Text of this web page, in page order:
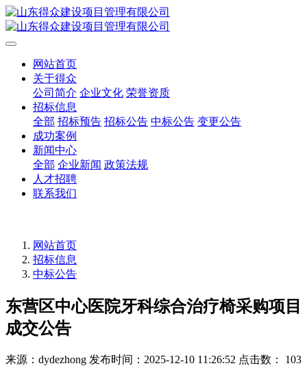
网站首页
关于得众
公司简介 企业文化 荣誉资质
招标信息
全部 招标预告 招标公告 中标公告 变更公告
成功案例
新闻中心
全部 企业新闻 政策法规
人才招聘
联系我们
网站首页
招标信息
中标公告
东营区中心医院牙科综合治疗椅采购项目
成交公告
来源：dydezhong 发布时间：2025-12-10 11:26:52 点击数： 103